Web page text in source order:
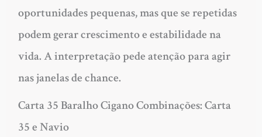
oportunidades pequenas, mas que se repetidas
podem gerar crescimento e estabilidade na
vida. A interpretação pede atenção para agir
nas janelas de chance.
Carta 35 Baralho Cigano Combinações: Carta
35 e Navio